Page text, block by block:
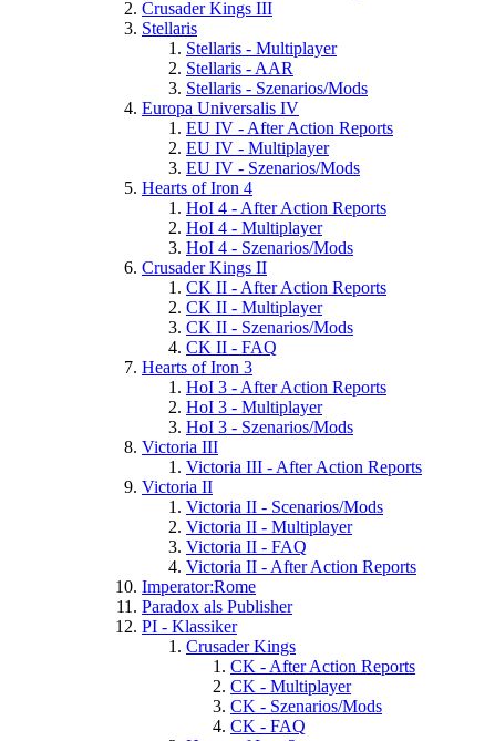
Crusader Kings III
Stellaris
Stellaris - Multiplayer
Stellaris - AAR
Stellaris - Szenarios/Mods
Europa Universalis IV
EU IV - After Action Reports
EU IV - Multiplayer
EU IV - Szenarios/Mods
Hearts of Iron 4
HoI 4 - After Action Reports
HoI 4 - Multiplayer
HoI 4 - Szenarios/Mods
Crusader Kings II
CK II - After Action Reports
CK II - Multiplayer
CK II - Szenarios/Mods
CK II - FAQ
Hearts of Iron 3
HoI 3 - After Action Reports
HoI 3 - Multiplayer
HoI 3 - Szenarios/Mods
Victoria III
Victoria III - After Action Reports
Victoria II
Victoria II - Scenarios/Mods
Victoria II - Multiplayer
Victoria II - FAQ
Victoria II - After Action Reports
Imperator:Rome
Paradox als Publisher
PI - Klassiker
Crusader Kings
CK - After Action Reports
CK - Multiplayer
CK - Szenarios/Mods
CK - FAQ